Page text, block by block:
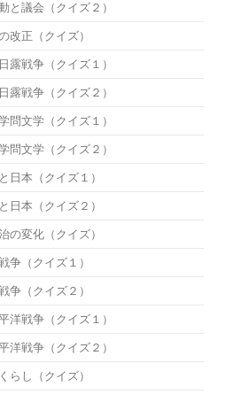
と議会（クイズ２）
改正（クイズ）
露戦争（クイズ１）
露戦争（クイズ２）
問文学（クイズ１）
問文学（クイズ２）
日本（クイズ１）
日本（クイズ２）
の変化（クイズ）
争（クイズ１）
争（クイズ２）
洋戦争（クイズ１）
洋戦争（クイズ２）
らし（クイズ）